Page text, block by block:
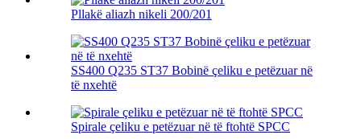
Pllakë aliazh nikeli 200/201
SS400 Q235 ST37 Bobinë çeliku e petëzuar në
të nxehtë
Spirale çeliku e petëzuar në të ftohtë SPCC